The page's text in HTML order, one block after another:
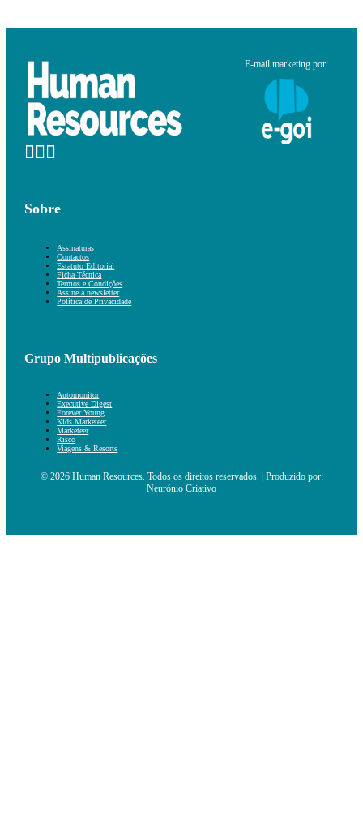
E-mail marketing por:
Sobre
Assinaturas
Contactos
Estatuto Editorial
Ficha Técnica
Termos e Condições
Assine a newsletter
Política de Privacidade
Grupo Multipublicações
Automonitor
Executive Digest
Forever Young
Kids Marketeer
Marketeer
Risco
Viagens & Resorts
© 2026 Human Resources. Todos os direitos reservados. | Produzido por:
Neurónio Criativo